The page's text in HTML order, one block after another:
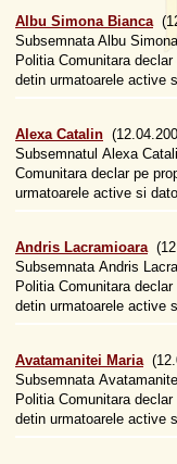
Albu Simona Bianca
Subsemnata Albu
Politia Comunitara
detin urmatoarele active
Alexa Catalin
Subsemnatul Alexa
Comunitara declar pe
urmatoarele active si
Andris Lacramioara
Subsemnata Andris
Politia Comunitara
detin urmatoarele active
Avatamanitei Maria
Subsemnata
Politia Comunitara
detin urmatoarele active